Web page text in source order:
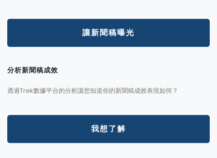
讓新聞稿曝光
分析新聞稿成效
透過Trek數據平台的分析讓您知道你的新聞稿成效表現如何？
我想了解